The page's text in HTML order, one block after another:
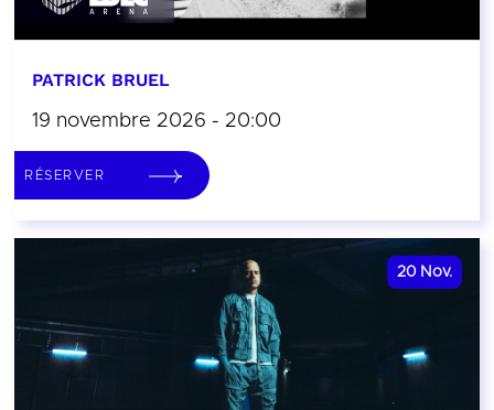
PATRICK BRUEL
19 novembre 2026 - 20:00
RÉSERVER
20 Nov.